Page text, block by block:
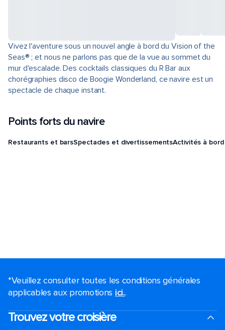
Vivez l'aventure sous un nouvel angle à bord du Vision of the
Seas® ; et nous ne parlons pas que de la vue au sommet du
mur d'escalade. Des cocktails classiques du R Bar aux
chorégraphies disco de Boogie Wonderland, ce navire est un
spectacle de chaque instant.
Points forts du navire
Restaurants et barsSpectacles et divertissementsActivités à bord
*Veuillez consulter toutes les conditions générales
applicables aux promotions ici..
Trouvez votre croisière